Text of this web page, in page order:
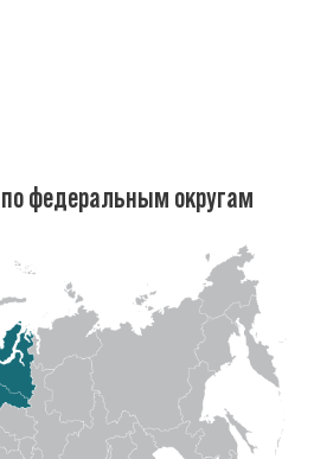
федеральным округам